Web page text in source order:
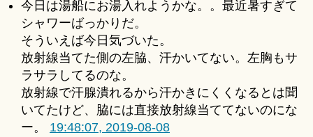
今日は湯船にお湯入れようかな。。最近暑すぎて
シャワーばっかりだ。
そういえば今日気づいた。
放射線当てた側の左脇、汗かいてない。左胸もサ
ラサラしてるのな。
放射線で汗腺潰れるから汗かきにくくなるとは聞
いてたけど、脇には直接放射線当ててないのにな
ー。 19:48:07, 2019-08-08